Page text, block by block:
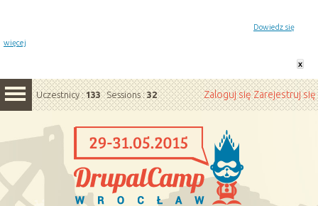
Dowiedz się
więcej
x
Uczestnicy :133 Sessions :32 Zaloguj sięZarejestruj się